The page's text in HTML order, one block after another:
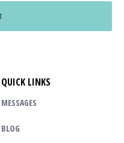
QUICK LINKS
MESSAGES
BLOG